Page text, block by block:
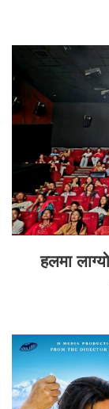
हलमा